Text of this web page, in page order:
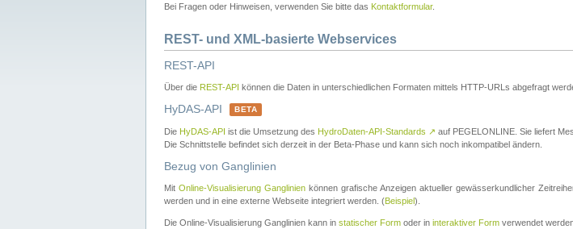
Bei Fragen oder Hinweisen, verwenden Sie bitte das Kontaktformular.
REST- und XML-basierte Webservices
REST-API
Über die REST-API können die Daten in unterschiedlichen Formaten mittels HTTP-URLs abgefragt
HyDAS-API BETA
Die HyDAS-API ist die Umsetzung des HydroDaten-API-Standards ↗ auf PEGELONLINE. Sie liefert
Die Schnittstelle befindet sich derzeit in der Beta-Phase und kann sich noch inkompatibel ändern.
Bezug von Ganglinien
MitOnline-Visualisierung Ganglinien können grafische Anzeigen aktueller gewässerkundlicher
werden und in eine externe Webseite integriert werden. (Beispiel).
Die Online-Visualisierung Ganglinien kann in statischer Form oder in interaktiver Form verwendet